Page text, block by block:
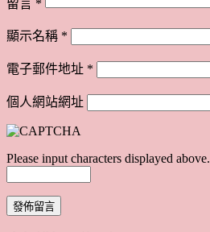
留言 *
顯示名稱 *
電子郵件地址 *
個人網站網址
Please input characters displayed above.